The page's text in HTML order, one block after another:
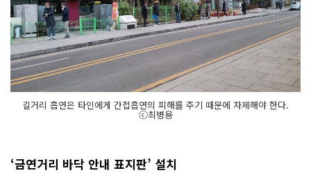
길거리 흡연은 타인에게 간접흡연의 피해를 주기 때문에 자제해야 한다.
ⓒ최병용
‘금연거리 바닥 안내 표지판’ 설치